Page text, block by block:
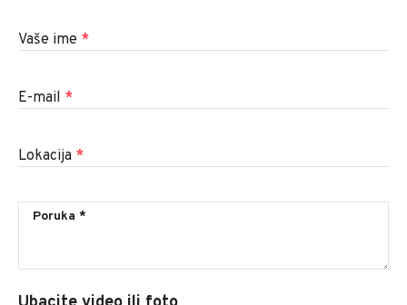
Vaše ime *
E-mail *
Lokacija *